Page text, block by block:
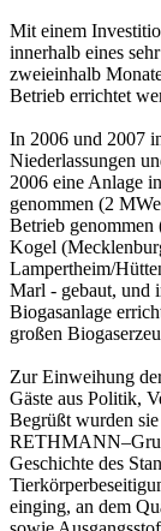
Mit einem
innerhalb eines
zweieinhalb
Betrieb errichtet
In 2006 und 2007
Niederlassungen
2006 eine Anlage
genommen (2
Betrieb
Kogel
Lampertheim/
Marl - gebaut, und
Biogasanlage
großen
Zur Einweihung
Gäste aus Politik,
Begrüßt wurden
Geschichte des
einging, an dem